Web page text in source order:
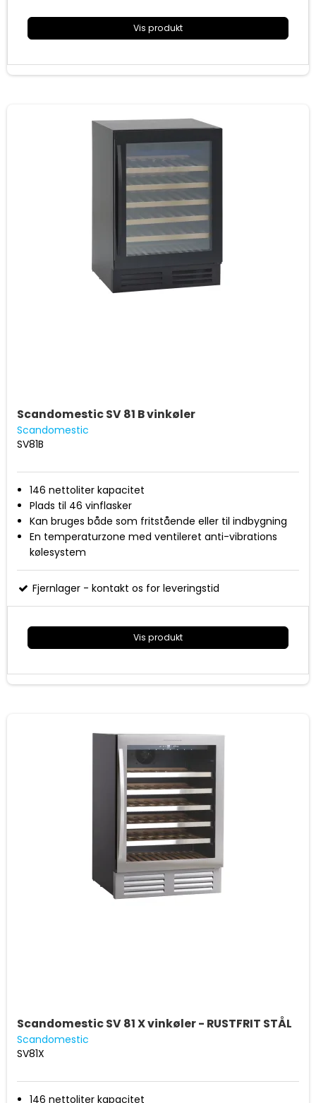
Vis produkt
Scandomestic SV 81 B vinkøler
Scandomestic
SV81B
146 nettoliter kapacitet
Plads til 46 vinflasker
Kan bruges både som fritstående eller til indbygning
En temperaturzone med ventileret anti-vibrations
kølesystem
Digital styring og display
Temperatur område 5-18 grader
5 + 1/2 bøgetræs hylder
eksklusiv rammeløs for glasdør
Indvendigt horisontal LED lys
Energiklasse G
Fjernlager - kontakt os for leveringstid
Vis produkt
Scandomestic SV 81 X vinkøler - RUSTFRIT STÅL
Scandomestic
SV81X
146 nettoliter kapacitet